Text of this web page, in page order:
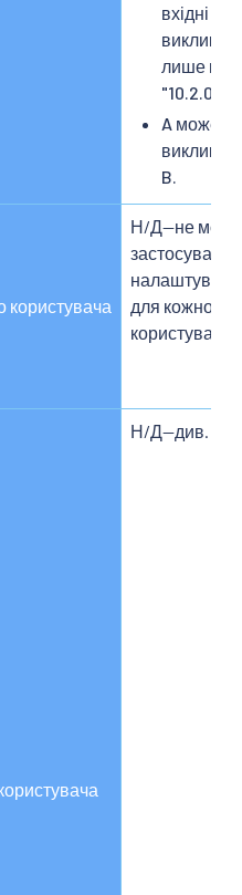
вхідні
виклики
лише від
"10.2.0.0/
A може
B.
користувача
Н/Д—не
застосувати
для кожного
користувача.
Н/Д—див.